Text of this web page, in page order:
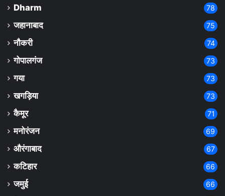
Dharm 78
जहानाबाद 75
नौकरी 74
गोपालगंज 73
गया 73
खगड़िया 73
कैमूर 71
मनोरंजन 69
औरंगाबाद 67
कटिहार 66
जमुई 66